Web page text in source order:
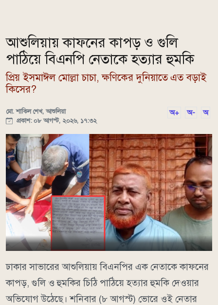
আশুলিয়ায় কাফনের কাপড় ও গুলি
পাঠিয়ে বিএনপি নেতাকে হত্যার হুমকি
প্রিয় ইসমাঈল মোল্লা চাচা, ক্ষণিকের দুনিয়াতে এত বড়াই
কিসের?
মো. শাকিল শেখ, আশুলিয়া
প্রকাশ: ০৮ আগস্ট, ২০২৬, ১৭:৩২
অ+ অ- অ
ঢাকার সাভারের আশুলিয়ায় বিএনপির এক নেতাকে কাফনের
কাপড়, গুলি ও হুমকির চিঠি পাঠিয়ে হত্যার হুমকি দেওয়ার
অভিযোগ উঠেছে। শনিবার (৮ আগস্ট) ভোরে ওই নেতার